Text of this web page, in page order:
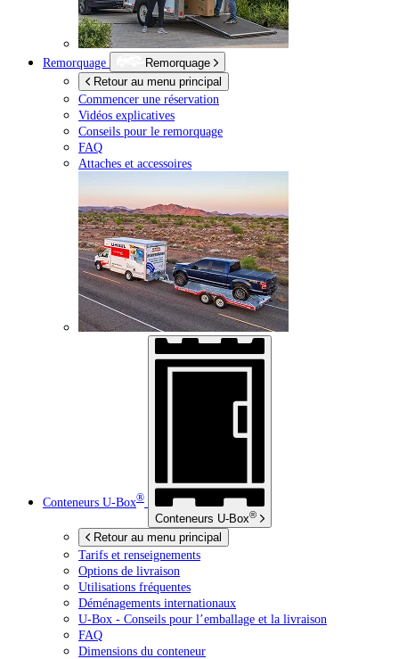
Remorquage
Remorquage
Retour au menu principal
Commencer une réservation
Vidéos explicatives
Conseils pour le remorquage
FAQ
Attaches et accessoires
Conteneurs U-Box®
Conteneurs U-Box®
Retour au menu principal
Tarifs et renseignements
Options de livraison
Utilisations fréquentes
Déménagements internationaux
U-Box - Conseils pour l’emballage et la livraison
FAQ
Dimensions du conteneur